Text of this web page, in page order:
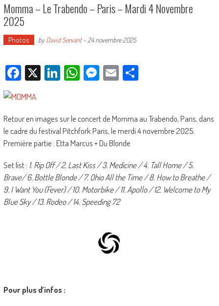
Momma – Le Trabendo – Paris – Mardi 4 Novembre
2025
Photos byDavid Servant- 24 novembre 2025
Facebook
X LinkedIn
WhatsApp
Messenger
EmailPartager
Retour en images sur le concert de Momma au Trabendo, Paris, dans
le cadre du festival Pitchfork Paris, le merdi 4 novembre 2025.
Première partie : Etta Marcus + Du Blonde
Set list : 1. Rip Off / 2. Last Kiss / 3. Medicine / 4. Tall Home / 5.
Brave/ 6. Bottle Blonde / 7. Ohio All the Time / 8. How to Breathe /
9. I Want You (Fever) / 10. Motorbike / 11. Apollo / 12. Welcome to My
Blue Sky / 13. Rodeo / 14. Speeding 72
Pour plus d’infos :